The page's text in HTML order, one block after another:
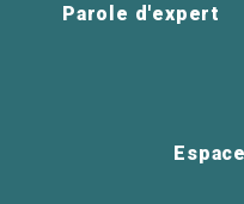
Parole d'expert